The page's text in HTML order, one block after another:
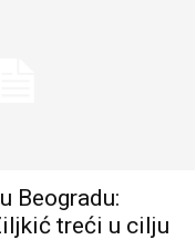
Beogradu:
treći u cilju